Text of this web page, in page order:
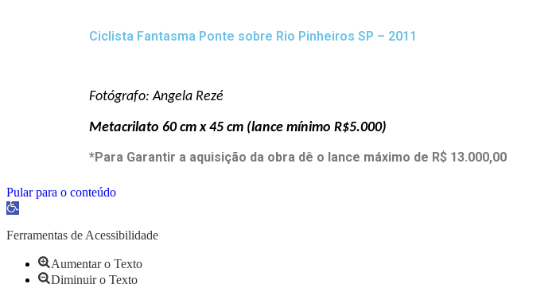
Ciclista Fantasma Ponte sobre Rio Pinheiros SP – 2011
Fotógrafo: Angela Rezé
Metacrilato 60 cm x 45 cm (lance mínimo R$5.000)
*Para Garantir a aquisição da obra dê o lance máximo de R$ 13.000,00
Pular para o conteúdo
Barra
Ferramentas
Ferramentas de Acessibilidade
Aumentar o Texto
Diminuir o Texto